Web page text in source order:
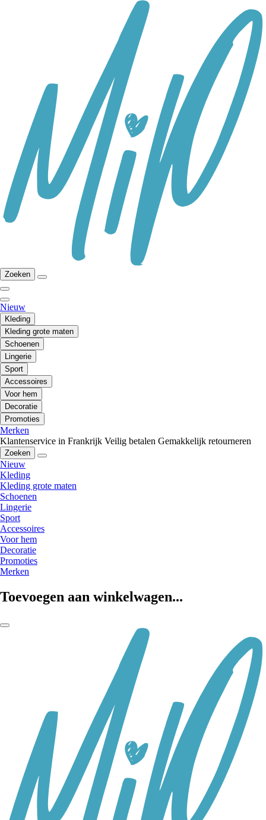
Zoeken
Nieuw
Kleding
Kleding grote maten
Schoenen
Lingerie
Sport
Accessoires
Voor hem
Decoratie
Promoties
Merken
Klantenservice in Frankrijk Veilig betalen Gemakkelijk retourneren
Zoeken
Nieuw
Kleding
Kleding grote maten
Schoenen
Lingerie
Sport
Accessoires
Voor hem
Decoratie
Promoties
Merken
Toevoegen aan winkelwagen...